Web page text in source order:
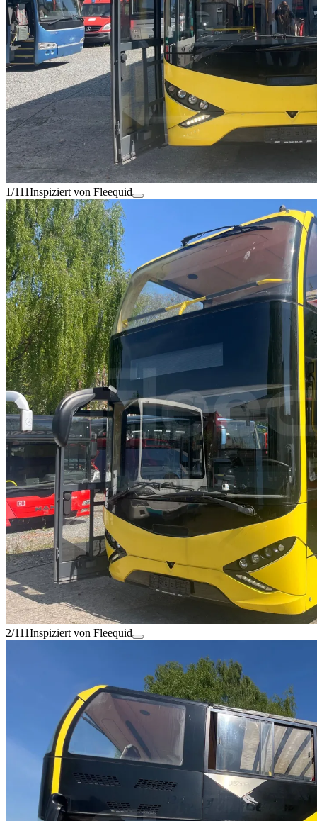
1/111Inspiziert von Fleequid
2/111Inspiziert von Fleequid